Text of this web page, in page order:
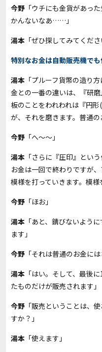
今野 「ウチにも金貨があっ
かんないなあ……」
湯本 「ぜひ探してみてくださ
特別なお金は自動販売機で
湯本 「プルーフ貨幣の造り
金との一番の違いは、『研
板のことをわれわれは『円
が、それを磨きます。普通の
今野 「へ～～」
湯本 「さらに『圧印』とい
お金は一回で終わりですが
模様を打っていきます。模様
今野 「ほお」
湯本 「あと、錆びないよう
ます」
今野 「それは普通のお金に
湯本 「はい。そして、最後
たものだけが販売されます」
今野 「販売ということは、
すか？」
湯本 「使えます」